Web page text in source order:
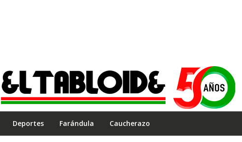
Deportes Farándula Caucherazo